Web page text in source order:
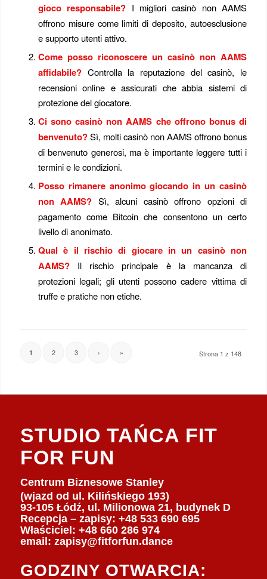
gioco responsabile? I migliori casinò non AAMS
offrono misure come limiti di deposito, autoesclusione
e supporto utenti attivo.
Come posso riconoscere un casinò non AAMS
affidabile?Controlla la reputazione del casinò, le
recensioni online e assicurati che abbia sistemi di
protezione del giocatore.
Ci sono casinò non AAMS che offrono bonus di
benvenuto?Sì, molti casinò non AAMS offrono bonus
di benvenuto generosi, ma è importante leggere tutti i
termini e le condizioni.
Posso rimanere anonimo giocando in un casinò
non AAMS? Sì, alcuni casinò offrono opzioni di
pagamento come Bitcoin che consentono un certo
livello di anonimato.
Qual è il rischio di giocare in un casinò non
AAMS?Il rischio principale è la mancanza di
protezioni legali; gli utenti possono cadere vittima di
truffe e pratiche non etiche.
Strona 1 z 148
1 2 3 › »
STUDIO TAŃCA FIT
FOR FUN
Centrum Biznesowe Stanley
(wjazd od ul. Kilińskiego 193)
93-105 Łódź, ul. Milionowa 21, budynek D
Recepcja – zapisy: +48 533 690 695
Właściciel: +48 660 286 974
email: zapisy@fitforfun.dance
GODZINY OTWARCIA: